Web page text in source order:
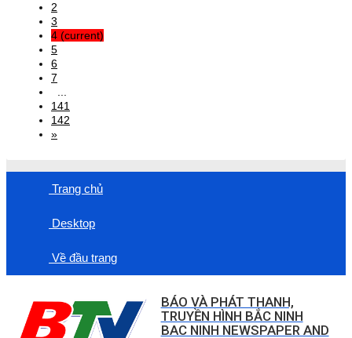
2
3
4 (current)
5
6
7
141
142
»
Trang chủ
Desktop
Về đầu trang
BÁO VÀ PHÁT THANH,
TRUYỀN HÌNH BẮC NINH
BAC NINH NEWSPAPER AND